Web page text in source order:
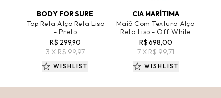
BODY FOR SURE
Top Reta Alça Reta Liso
- Preto
R$ 299,90
3 X R$ 99,97
WISHLIST
CIA MARÍTIMA
Maiô Com Textura Alça
Reta Liso - Off White
R$ 698,00
7 X R$ 99,71
WISHLIST